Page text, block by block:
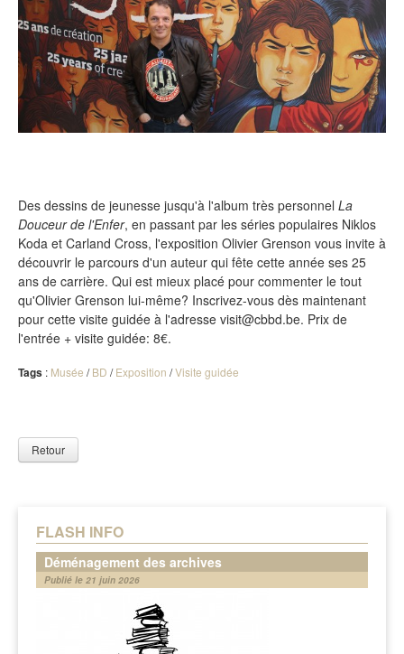
FLASH INFO
Déménagement des archives
Publié le 21 juin 2026
Des dessins de jeunesse jusqu'à l'album très personnel La
Douceur de l'Enfer, en passant par les séries populaires Niklos
Koda et Carland Cross, l'exposition Olivier Grenson vous invite à
découvrir le parcours d'un auteur qui fête cette année ses 25
ans de carrière. Qui est mieux placé pour commenter le tout
qu'Olivier Grenson lui-même? Inscrivez-vous dès maintenant
pour cette visite guidée à l'adresse visit@cbbd.be. Prix de
l'entrée + visite guidée: 8€.
Tags : Musée /BD /Exposition /Visite guidée
Retour